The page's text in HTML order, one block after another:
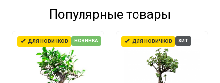
Популярные товары
✔ ДЛЯ НОВИЧКОВ НОВИНКА ✔ ДЛЯ НОВИЧКОВ ХИТ